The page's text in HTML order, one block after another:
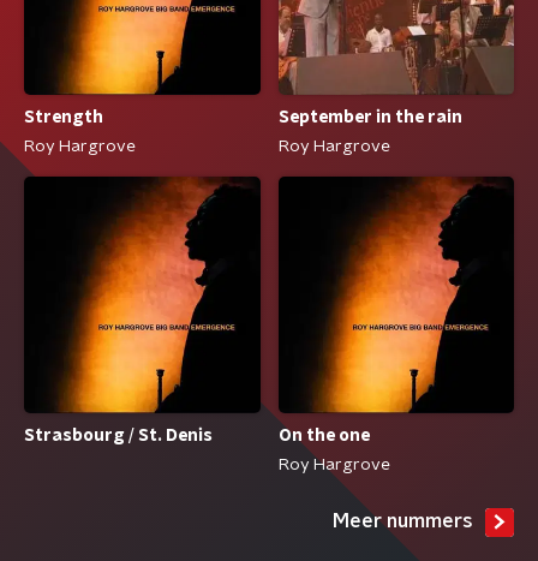
Strength
Roy Hargrove
September in the rain
Roy Hargrove
Strasbourg / St. Denis
On the one
Roy Hargrove
Meer nummers